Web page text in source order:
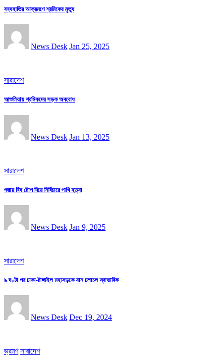
বন্যহাতির আক্রমণে শ্রমিকের মৃত্যু
News Desk Jan 25, 2025
সারাদেশ
আশুলিয়ায় শ্রমিকদের সড়ক অবরোধ
News Desk Jan 13, 2025
সারাদেশ
পদ্মায় বিষ টোপ দিয়ে নির্বিচারে পাখি হত্যা
News Desk Jan 9, 2025
সারাদেশ
৯ ঘণ্টা পর ঢাকা-টাঙ্গাইল মহাসড়কে যান চলাচল স্বাভাবিক
News Desk Dec 19, 2024
ভ্রমণ সারাদেশ